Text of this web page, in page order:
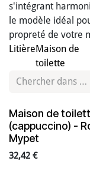
s'intégrant
le modèle idéal
propreté de votre
LitièreMaison de
toilette
Maison de
(cappuccino) -
Mypet
32,42 €